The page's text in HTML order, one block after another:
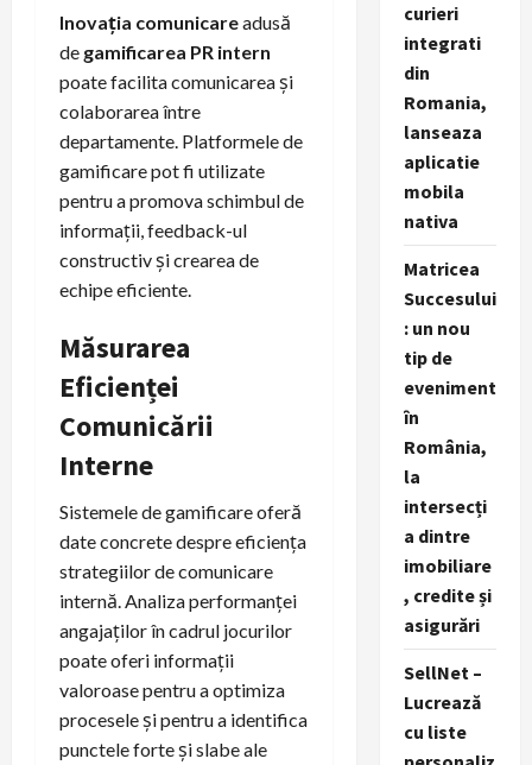
Inovația comunicareadusă
de gamificarea PR intern
poate facilita comunicarea și
colaborarea între
departamente. Platformele de
gamificare pot fi utilizate
pentru a promova schimbul de
informații, feedback-ul
constructiv și crearea de
echipe eficiente.
Măsurarea
Eficienței
Comunicării
Interne
Sistemele de gamificare oferă
date concrete despre eficiența
strategiilor de comunicare
internă. Analiza performanței
angajaților în cadrul jocurilor
poate oferi informații
valoroase pentru a optimiza
procesele și pentru a identifica
punctele forte și slabe ale
curieri
integrati
din
Romania,
lanseaza
aplicatie
mobila
nativa
Matricea
Succesului
: un nou
tip de
eveniment
în
România,
la
intersecți
a dintre
imobiliare
, credite și
asigurări
SellNet –
Lucrează
cu liste